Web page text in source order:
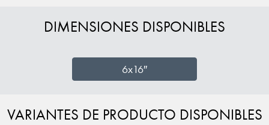
DIMENSIONES DISPONIBLES
6x16″
VARIANTES DE PRODUCTO DISPONIBLES